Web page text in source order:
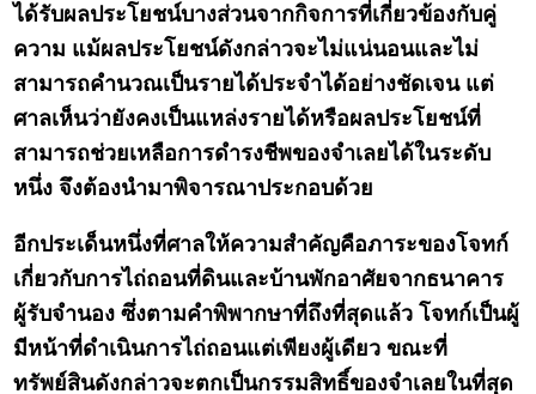
ได้รับผลประโยชน์บางส่วนจากกิจการที่เกี่ยวข้องกับคู่
ความ แม้ผลประโยชน์ดังกล่าวจะไม่แน่นอนและไม่
สามารถคำนวณเป็นรายได้ประจำได้อย่างชัดเจน แต่
ศาลเห็นว่ายังคงเป็นแหล่งรายได้หรือผลประโยชน์ที่
สามารถช่วยเหลือการดำรงชีพของจำเลยได้ในระดับ
หนึ่ง จึงต้องนำมาพิจารณาประกอบด้วย
อีกประเด็นหนึ่งที่ศาลให้ความสำคัญคือภาระของโจทก์
เกี่ยวกับการไถ่ถอนที่ดินและบ้านพักอาศัยจากธนาคาร
ผู้รับจำนอง ซึ่งตามคำพิพากษาที่ถึงที่สุดแล้ว โจทก์เป็นผู้
มีหน้าที่ดำเนินการไถ่ถอนแต่เพียงผู้เดียว ขณะที่
ทรัพย์สินดังกล่าวจะตกเป็นกรรมสิทธิ์ของจำเลยในที่สุด